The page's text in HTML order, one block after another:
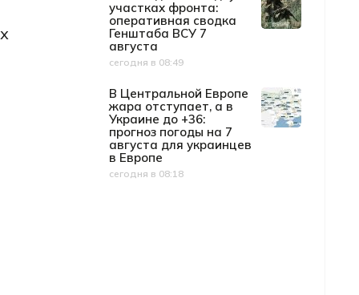
участках фронта:
оперативная сводка
Генштаба ВСУ 7
августа
Дата публикации
сегодня в 08:49
В Центральной Европе
жара отступает, а в
Украине до +36:
прогноз погоды на 7
августа для украинцев
в Европе
Дата публикации
сегодня в 08:18